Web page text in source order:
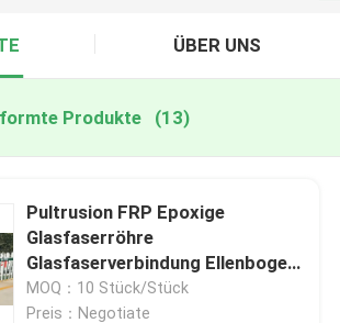
ÜBER UNS
formte Produkte (13)
Pultrusion FRP Epoxige
Glasfaserröhre
Glasfaserverbindung Ellenbogen
für Hochspannung
MOQ：10 Stück/Stück
Preis：Negotiate